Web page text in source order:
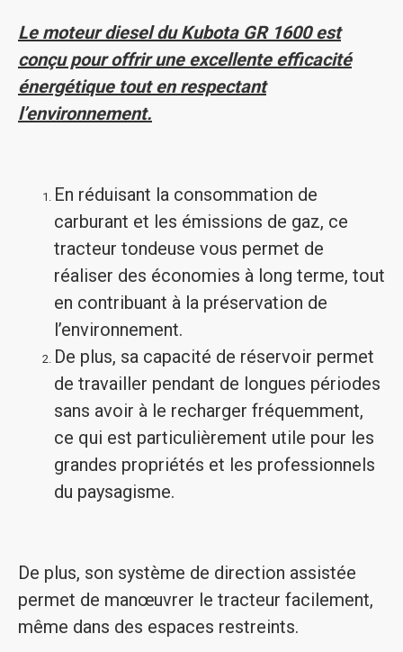
Le moteur diesel du Kubota GR 1600 est
conçu pour offrir une excellente efficacité
énergétique tout en respectant
l’environnement.
En réduisant la consommation de
carburant et les émissions de gaz, ce
tracteur tondeuse vous permet de
réaliser des économies à long terme, tout
en contribuant à la préservation de
l’environnement.
De plus, sa capacité de réservoir permet
de travailler pendant de longues périodes
sans avoir à le recharger fréquemment,
ce qui est particulièrement utile pour les
grandes propriétés et les professionnels
du paysagisme.
De plus, son système de direction assistée
permet de manœuvrer le tracteur facilement,
même dans des espaces restreints.